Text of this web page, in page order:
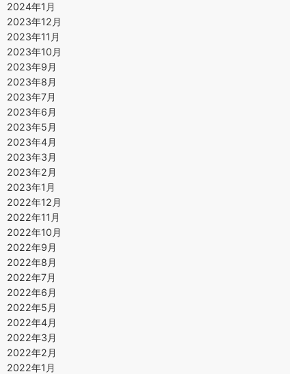
2024年1月
2023年12月
2023年11月
2023年10月
2023年9月
2023年8月
2023年7月
2023年6月
2023年5月
2023年4月
2023年3月
2023年2月
2023年1月
2022年12月
2022年11月
2022年10月
2022年9月
2022年8月
2022年7月
2022年6月
2022年5月
2022年4月
2022年3月
2022年2月
2022年1月